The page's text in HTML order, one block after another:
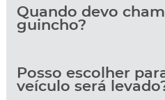
Quando devo
guincho?
Posso escolher
veículo será